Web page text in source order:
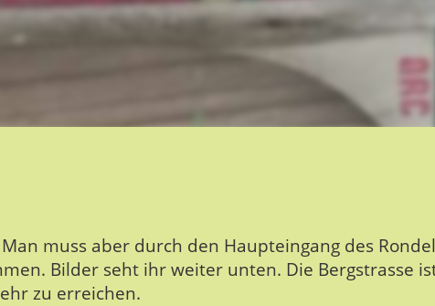
muss aber durch den Haupteingang des
Bilder seht ihr weiter unten. Die Bergstrasse
zu erreichen.